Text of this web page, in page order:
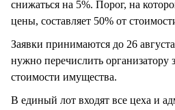
снижаться на 5%. Порог, на
цены, составляет 50% от
Заявки принимаются до 26
нужно перечислить организатору
стоимости имущества.
В единый лот входят все цеха и